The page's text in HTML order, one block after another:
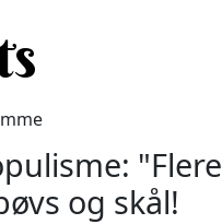
"Flere
og skål!